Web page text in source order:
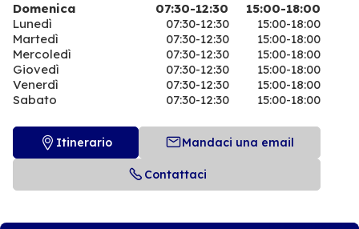
Domenica
07:30-12:30
15:00-18:00
Lunedì
07:30-12:30
15:00-18:00
Martedì
07:30-12:30
15:00-18:00
Mercoledì
07:30-12:30
15:00-18:00
Giovedì
07:30-12:30
15:00-18:00
Venerdì
07:30-12:30
15:00-18:00
Sabato
07:30-12:30 15:00-18:00
Itinerario Mandaci una email
Contattaci